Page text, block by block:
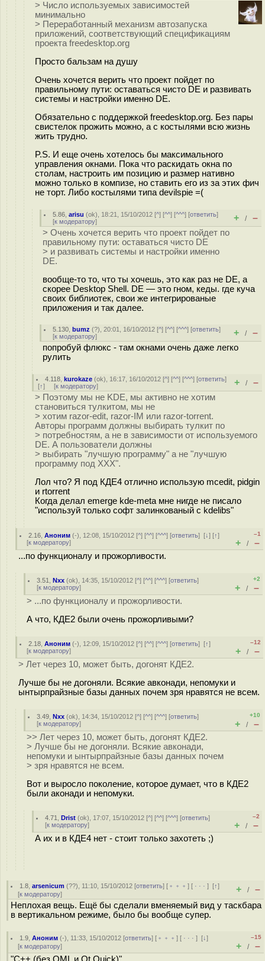
> Число используемых зависимостей
минимально
> Переработанный механизм автозапуска
приложений, соответствующий спецификациям
проекта freedesktop.org
Просто бальзам на душу
Очень хочется верить что проект пойдет по
правильному пути: оставаться чисто DE и развивать
системы и настройки именно DE.
Обязательно с поддержкой freedesktop.org. Без пары
свистелок прожить можно, а с костылями всю жизнь
жить трудно.
P.S. И еще очень хотелось бы максимального
управления окнами. Пока что раскидать окна по
столам, настроить им позицию и размер нативно
можно только в компизе, но ставить его из за этих фич
не торт. Либо костылями типа devilspie =(
5.86 ,arisu (ok), 18:21, 15/10/2012 [^] [^^] [^^^] [ответить]
[к модератору] + / –
> Очень хочется верить что проект пойдет по
правильному пути: оставаться чисто DE
> и развивать системы и настройки именно
DE.
вообще-то то, что ты хочешь, это как раз не DE, а
скорее Desktop Shell. DE — это гном, кеды. где куча
своих библиотек, свои же интегрированые
приложения и так далее.
5.130 ,bumz (?), 20:01, 16/10/2012 [^] [^^] [^^^] [ответить]
[к модератору] + / –
попробуй флюкс - там окнами очень даже легко
рулить
4.118 ,kurokaze (ok), 16:17, 16/10/2012 [^] [^^] [^^^] [ответить]
[↑] [к модератору] + / –
> Поэтому мы не KDE, мы активно не хотим
становиться тулкитом, мы не
> хотим razor-edit, razor-IM или razor-torrent.
Авторы программ должны выбирать тулкит по
> потребностям, а не в зависимости от используемого
DE. А пользователи должны
> выбирать "лучшую программу" а не "лучшую
программу под ХХХ".
Лол что? Я под КДЕ4 отлично использую mcedit, pidgin
и rtorrent
Когда делал emerge kde-meta мне нигде не писало
"используй только софт залинкованый с kdelibs"
2.16 ,Аноним (-), 12:08, 15/10/2012 [^] [^^] [^^^] [ответить][↓] [↑]
[к модератору]
–1
+ / –
...по функционалу и прожорливости.
3.51 ,Nxx (ok), 14:35, 15/10/2012 [^] [^^] [^^^] [ответить]
[к модератору]
+2
+ / –
> ...по функционалу и прожорливости.
А что, КДЕ2 были очень прожорливыми?
2.18 ,Аноним (-), 12:09, 15/10/2012 [^] [^^] [^^^] [ответить][↑]
[к модератору]
–12
+ / –
> Лет через 10, может быть, догонят КДЕ2.
Лучше бы не догоняли. Всякие авконади, непомуки и
ынтырпрайзные базы данных почем зря нравятся не всем.
3.49 ,Nxx (ok), 14:34, 15/10/2012 [^] [^^] [^^^] [ответить]
[к модератору]
+10
+ / –
>> Лет через 10, может быть, догонят КДЕ2.
> Лучше бы не догоняли. Всякие авконади,
непомуки и ынтырпрайзные базы данных почем
> зря нравятся не всем.
Вот и выросло поколение, которое думает, что в КДЕ2
были аконади и непомуки.
4.71 ,Drist (ok), 17:07, 15/10/2012 [^] [^^] [^^^] [ответить]
[к модератору]
–2
+ / –
А их и в КДЕ4 нет - стоит только захотеть ;)
1.8 ,arsenicum (??), 11:10, 15/10/2012 [ответить] [ ﹢﹢﹢] [ · · ·][↑]
[к модератору] + / –
Неплохая вещь. Ещё бы сделали вменяемый вид у таскбара
в вертикальном режиме, было бы вообще супер.
1.9 ,Аноним (-), 11:33, 15/10/2012 [ответить] [ ﹢﹢﹢] [ · · ·][↓]
[к модератору]
–15
+ / –